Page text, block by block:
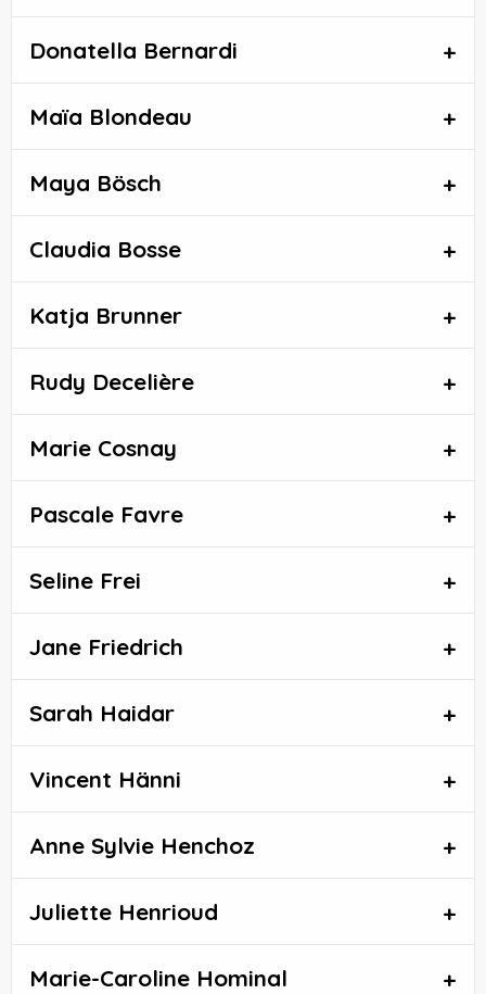
Donatella Bernardi
Maïa Blondeau
Maya Bösch
Claudia Bosse
Katja Brunner
Rudy Decelière
Marie Cosnay
Pascale Favre
Seline Frei
Jane Friedrich
Sarah Haidar
Vincent Hänni
Anne Sylvie Henchoz
Juliette Henrioud
Marie-Caroline Hominal